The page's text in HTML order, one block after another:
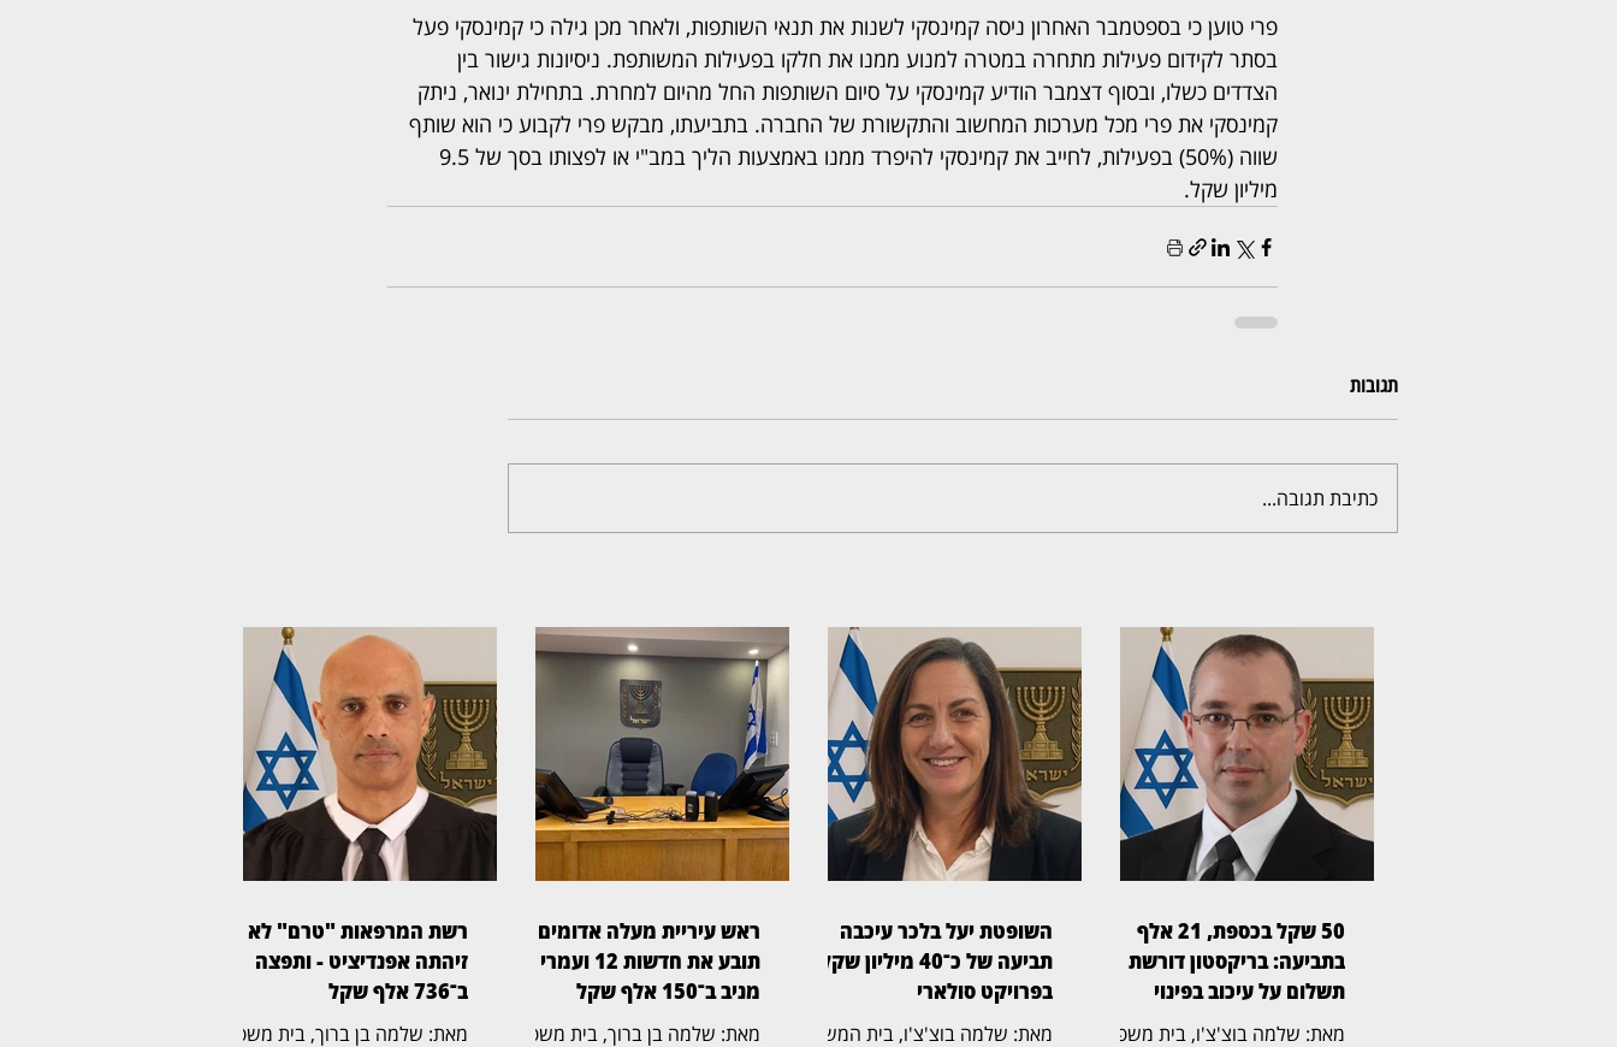
פרי טוען כי בספטמבר האחרון ניסה קמינסקי לשנות את תנאי השותפות, ולאחר מכן גילה כי קמינסקי פעל
בסתר לקידום פעילות מתחרה במטרה למנוע ממנו את חלקו בפעילות המשותפת. ניסיונות גישור בין
הצדדים כשלו, ובסוף דצמבר הודיע קמינסקי על סיום השותפות החל מהיום למחרת. בתחילת ינואר, ניתק
קמינסקי את פרי מכל מערכות המחשוב והתקשורת של החברה. בתביעתו, מבקש פרי לקבוע כי הוא שותף
מיליון שקל.
תגובות
כתיבת תגובה...
50 שקל בכספת, 21 אלף
בתביעה: בריקסטון דורשת
תשלום על עיכוב בפינוי
מאת: שלמה בוצ'צ'ו, בית משפט
השופטת יעל בלכר עיכבה
תביעה של כ־40 מיליון שקל
בפרויקט סולארי
מאת: שלמה בוצ'צ'ו, בית המשפט
ראש עיריית מעלה אדומים
תובע את חדשות 12 ועמרי
מניב ב־150 אלף שקל
מאת: שלמה בן ברוך, בית משפט
רשת המרפאות "טרם" לא
זיהתה אפנדיציט - ותפצה
ב־736 אלף שקל
מאת: שלמה בן ברוך, בית משפט